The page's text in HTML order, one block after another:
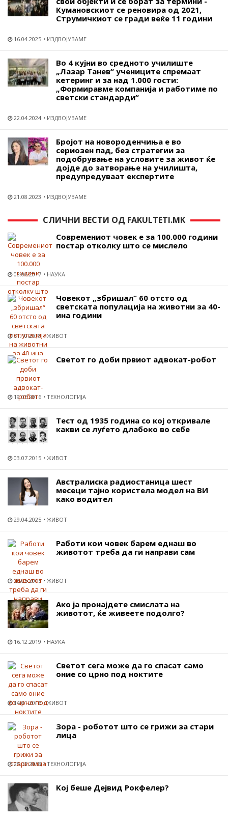
Кумановскиот се реновира од 2021,
Струмичкиот се гради веќе 11 години
16.04.2025 ИЗДВОЈУВАМЕ
Во 4 кујни во средното училиште
„Лазар Танев“ учениците спремаат
кетеринг и за над 1.000 гости:
„Формиравме компанија и работиме по
светски стандарди“
22.04.2024 ИЗДВОЈУВАМЕ
Бројот на новороденчиња е во
сериозен пад, без стратегии за
подобрување на условите за живот ќе
дојде до затворање на училишта,
предупредуваат експертите
21.08.2023 ИЗДВОЈУВАМЕ
СЛИЧНИ ВЕСТИ ОД FAKULTETI.MK
Современиот човек е за 100.000 години
постар отколку што се мислело
08.06.2017 НАУКА
Човекот „збришал“ 60 отсто од
светската популација на животни за 40-
ина години
31.10.2018 ЖИВОТ
Светот го доби првиот адвокат-робот
19.05.2016 ТЕХНОЛОГИЈА
Тест од 1935 година со кој откривале
какви се луѓето длабоко во себе
03.07.2015 ЖИВОТ
Австралиска радиостаница шест
месеци тајно користела модел на ВИ
како водител
29.04.2025 ЖИВОТ
Работи кои човек барем еднаш во
животот треба да ги направи сам
05.05.2015 ЖИВОТ
Ако ја пронајдете смислата на
животот, ќе живеете подолго?
16.12.2019 НАУКА
Светот сега може да го спасат само
оние со црно под ноктите
14.01.2016 ЖИВОТ
Зора - роботот што се грижи за стари
лица
25.12.2018 ТЕХНОЛОГИЈА
Koj беше Дејвид Рокфелер?